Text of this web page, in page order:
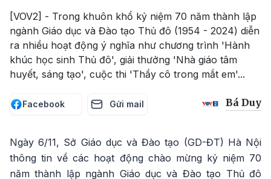
[VOV2] - Trong khuôn khổ kỷ niệm 70 năm thành lập
ngành Giáo dục và Đào tạo Thủ đô (1954 - 2024) diễn
ra nhiều hoạt động ý nghĩa như chương trình 'Hành
khúc học sinh Thủ đô', giải thưởng 'Nhà giáo tâm
huyết, sáng tạo', cuộc thi 'Thầy cô trong mắt em'...
Facebook Gửi mail Bá Duy
Ngày 6/11, Sở Giáo dục và Đào tạo (GD-ĐT) Hà Nội
thông tin về các hoạt động chào mừng kỷ niệm 70
năm thành lập ngành Giáo dục và Đào tạo Thủ đô